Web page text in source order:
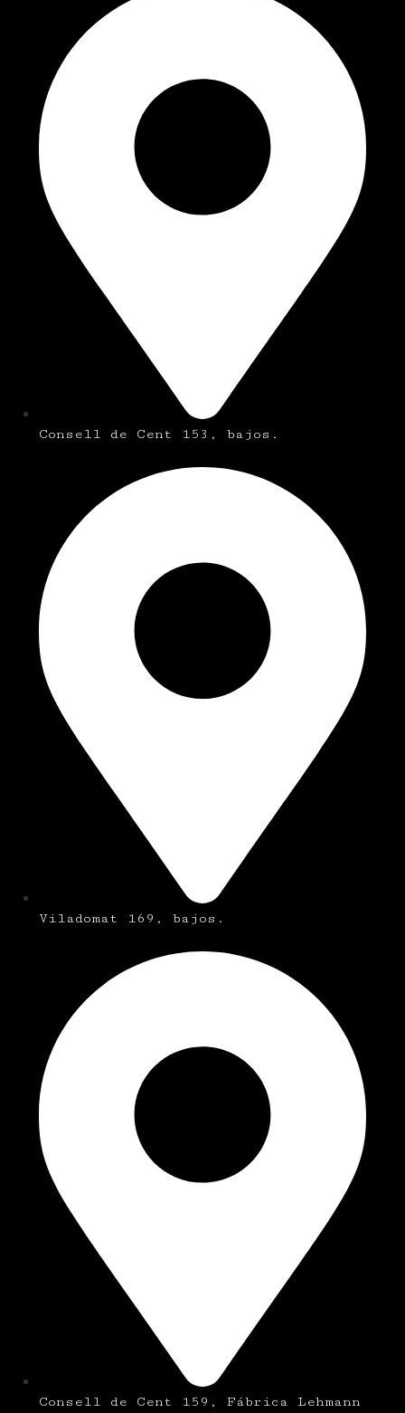
Consell de Cent 153, bajos.
Viladomat 169, bajos.
Consell de Cent 159, Fábrica Lehmann